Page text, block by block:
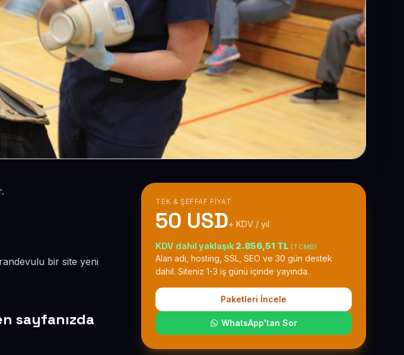
randevulu bir site yeni
sayfanızda
TEK & ŞEFFAF FIYAT
50 USD+ KDV / yıl
KDV dahil yaklaşık 2.856,51 TL (TCMB)
Alan adı, hosting, SSL, SEO ve 30 gün destek
dahil. Siteniz 1-3 iş günü içinde yayında.
Paketleri İncele
WhatsApp'tan Sor